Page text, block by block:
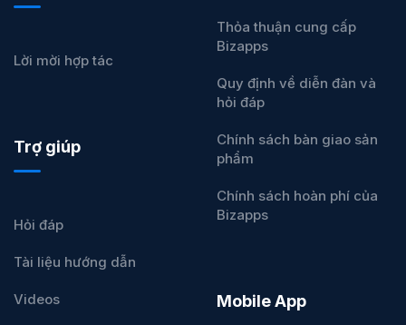
Lời mời hợp tác
Trợ giúp
Hỏi đáp
Tài liệu hướng dẫn
Videos
Thỏa thuận cung cấp
Bizapps
Quy định về diễn đàn và
hỏi đáp
Chính sách bàn giao sản
phẩm
Chính sách hoàn phí của
Bizapps
Mobile App